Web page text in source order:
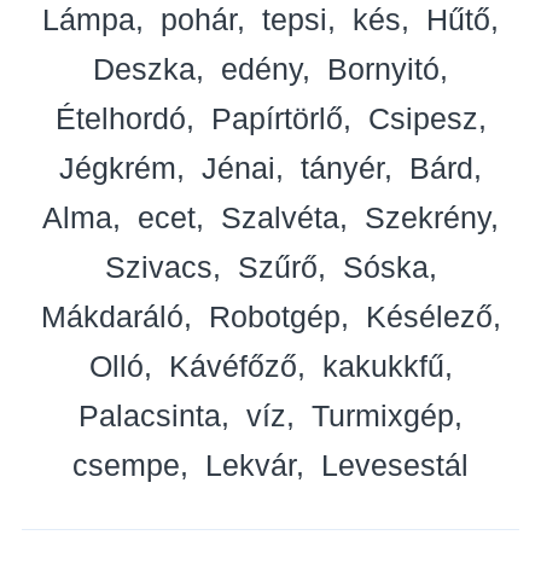
Lámpa
pohár tepsi kés
Hűtő
Deszka
edény
Bornyitó
Ételhordó
Papírtörlő
Csipesz
Jégkrém
Jénai tányér
Bárd
Alma
ecet Szalvéta
Szekrény
Szivacs
Szűrő
Sóska
Mákdaráló
Robotgép
Késélező
Olló
Kávéfőző
kakukkfű
Palacsinta
víz
Turmixgép
csempe
Lekvár Levesestál